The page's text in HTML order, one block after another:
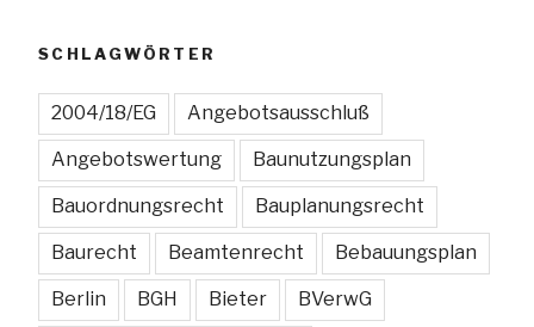
SCHLAGWÖRTER
2004/18/EG Angebotsausschluß
Angebotswertung Baunutzungsplan
Bauordnungsrecht Bauplanungsrecht
Baurecht Beamtenrecht Bebauungsplan
Berlin BGH Bieter BVerwG